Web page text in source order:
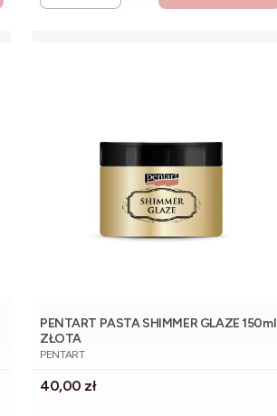
PENTART PASTA SHIMMER GLAZE 150ml
ZŁOTA
PRODUCENT
PENTART
Cena
40,00 zł